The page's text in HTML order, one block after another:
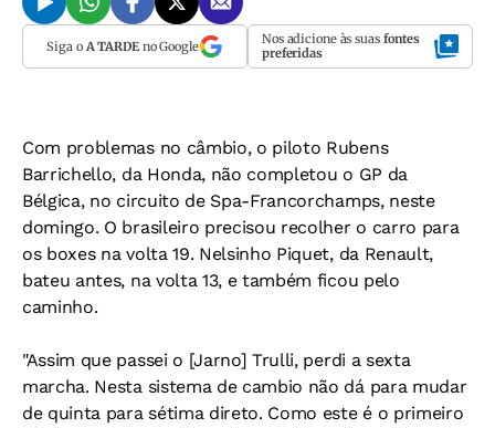
Siga o A TARDEno Google Nos adicione às suas fontes
preferidas
Com problemas no câmbio, o piloto Rubens
Barrichello, da Honda, não completou o GP da
Bélgica, no circuito de Spa-Francorchamps, neste
domingo. O brasileiro precisou recolher o carro para
os boxes na volta 19. Nelsinho Piquet, da Renault,
bateu antes, na volta 13, e também ficou pelo
caminho.
"Assim que passei o [Jarno] Trulli, perdi a sexta
marcha. Nesta sistema de cambio não dá para mudar
de quinta para sétima direto. Como este é o primeiro